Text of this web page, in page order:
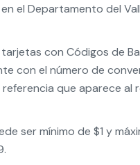
el Departamento del
con Códigos de
con el número de
que aparece al
ser mínimo de $1 y